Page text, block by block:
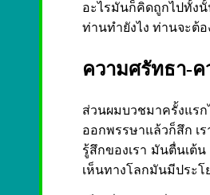
อะไรมันก็คิดถูกไปทั้ง
ท่านทำยังไง ท่านจะต้
ความศรัทธา-ค
ส่วนผมบวชมาครั้งแร
ออกพรรษาแล้วก็สึก เร
รู้สึกของเรา มันตื่นเต้
เห็นทางโลกมันมีประโ